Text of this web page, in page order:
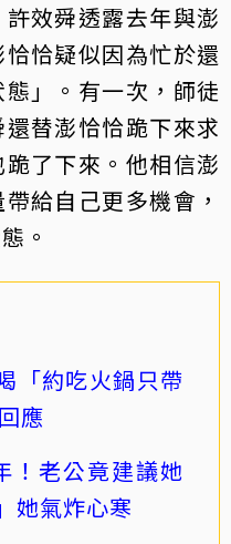
效舜透露去年與澎
恰疑似因為忙於還
」。有一次，師徒
替澎恰恰跪下來求
了下來。他相信澎
給自己更多機會，
。
「約吃火鍋只帶
應
！老公竟建議她
她氣炸心寒